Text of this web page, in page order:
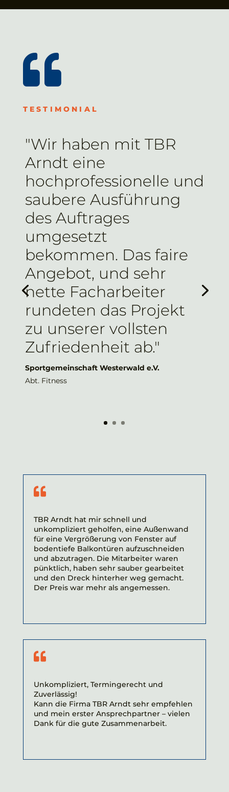

TESTIMONIAL
"Wir haben mit TBR
Arndt eine
hochprofessionelle und
saubere Ausführung
des Auftrages
umgesetzt
bekommen. Das faire
Angebot, und sehr
nette Facharbeiter
rundeten das Projekt
zu unserer vollsten
Zufriedenheit ab."
Sportgemeinschaft Westerwald e.V.
Abt. Fitness

TBR Arndt hat mir schnell und
unkompliziert geholfen, eine Außenwand
für eine Vergrößerung von Fenster auf
bodentiefe Balkontüren aufzuschneiden
und abzutragen. Die Mitarbeiter waren
pünktlich, haben sehr sauber gearbeitet
und den Dreck hinterher weg gemacht.
Der Preis war mehr als angemessen.

Unkompliziert, Termingerecht und
Zuverlässig!
Kann die Firma TBR Arndt sehr empfehlen
und mein erster Ansprechpartner – vielen
Dank für die gute Zusammenarbeit.